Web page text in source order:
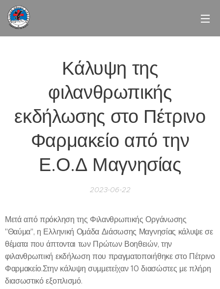
Κάλυψη της
φιλανθρωπικής
εκδήλωσης στο Πέτρινο
Φαρμακείο από την
Ε.Ο.Δ Μαγνησίας
2023-06-22
Μετά από πρόκληση της Φιλανθρωπικής Οργάνωσης
"Θαύμα", η Ελληνική Ομάδα Διάσωσης Μαγνησίας κάλυψε σε
θέματα που άπτονται των Πρώτων Βοηθειών, την
φιλανθρωπική εκδήλωση που πραγματοποιήθηκε στο Πέτρινο
Φαρμακείο.Στην κάλυψη συμμετείχαν 10 διασώστες με πλήρη
διασωστικό εξοπλισμό.